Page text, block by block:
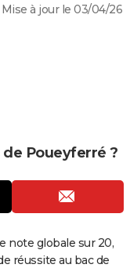
Mise à jour le 03/04/26
Poueyferré ?
note globale sur 20,
réussite au bac de